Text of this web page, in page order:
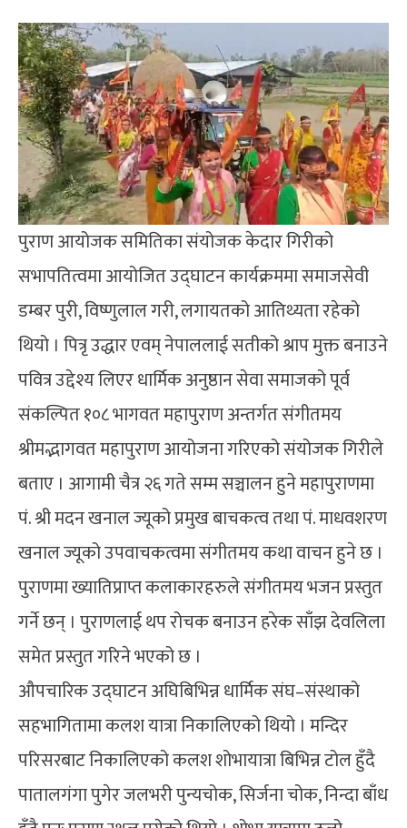
पुराण आयोजक समितिका संयोजक केदार गिरीको
सभापतित्वमा आयोजित उद्घाटन कार्यक्रममा समाजसेवी
डम्बर पुरी, विष्णुलाल गरी, लगायतको आतिथ्यता रहेको
थियो । पित्रृ उद्धार एवम् नेपाललाई सतीको श्राप मुक्त बनाउने
पवित्र उद्देश्य लिएर धार्मिक अनुष्ठान सेवा समाजको पूर्व
संकल्पित १०८ भागवत महापुराण अन्तर्गत संगीतमय
श्रीमद्भागवत महापुराण आयोजना गरिएको संयोजक गिरीले
बताए । आगामी चैत्र २६ गते सम्म सञ्चालन हुने महापुराणमा
पं. श्री मदन खनाल ज्यूको प्रमुख बाचकत्व तथा पं. माधवशरण
खनाल ज्यूको उपवाचकत्वमा संगीतमय कथा वाचन हुने छ ।
पुराणमा ख्यातिप्राप्त कलाकारहरुले संगीतमय भजन प्रस्तुत
गर्ने छन् । पुराणलाई थप रोचक बनाउन हरेक साँझ देवलिला
समेत प्रस्तुत गरिने भएको छ ।
औपचारिक उद्घाटन अघिबिभिन्न धार्मिक संघ–संस्थाको
सहभागितामा कलश यात्रा निकालिएको थियो । मन्दिर
परिसरबाट निकालिएको कलश शोभायात्रा बिभिन्न टोल हुँदै
पातालगंगा पुगेर जलभरी पुन्यचोक, सिर्जना चोक, निन्दा बाँध